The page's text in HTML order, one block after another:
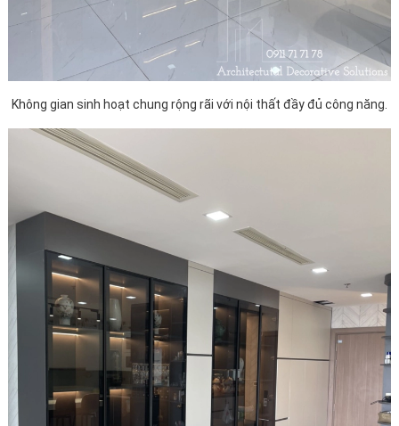
Không gian sinh hoạt chung rộng rãi với nội thất đầy đủ công năng.